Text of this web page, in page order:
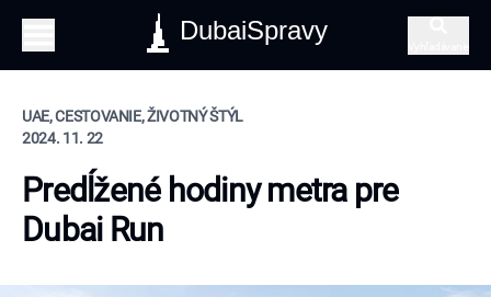
DubaiSpravy
UAE, CESTOVANIE, ŽIVOTNÝ ŠTÝL
2024. 11. 22
Predĺžené hodiny metra pre
Dubai Run